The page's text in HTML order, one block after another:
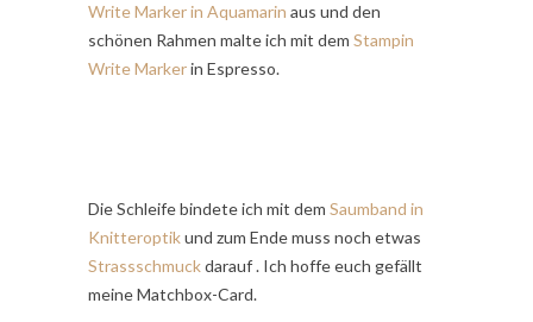
Write Marker in Aquamarin aus und den
schönen Rahmen malte ich mit dem Stampin
Write Markerin Espresso.
Die Schleife bindete ich mit dem Saumband in
Knitteroptikund zum Ende muss noch etwas
Strassschmuckdarauf . Ich hoffe euch gefällt
meine Matchbox-Card.